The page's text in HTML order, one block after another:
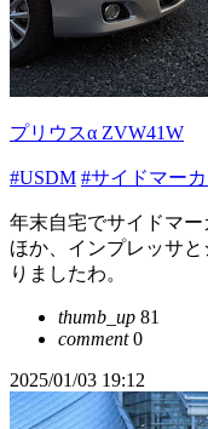
プリウスα ZVW41W
#USDM #サイドマー
年末自宅でサイドマ
ほか、インプレッサ
りましたわ。
thumb_up 81
comment0
2025/01/03 19:12